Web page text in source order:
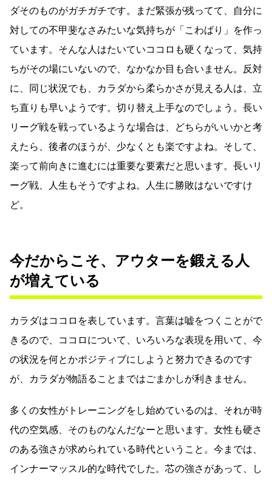
ダそのものがガチガチです。まだ緊張が残ってて、自分に
対しての不甲斐なさみたいな気持ちが「こわばり」を作っ
ています。そんな人はたいていココロも硬くなって、気持
ちがその場にいないので、なかなか目も合いません。反対
に、同じ状況でも、カラダから柔らかさが見える人は、立
ち直りも早いようです。切り替え上手なのでしょう。長い
リーグ戦を戦っているような場合は、どちらがいいかと考
えたら、後者のほうが、少なくとも楽ですよね。そして、
楽って前向きに進むには重要な要素だと思います。長いリ
ーグ戦、人生もそうですよね。人生に勝敗はないですけ
ど。
今だからこそ、アウターを鍛える人
が増えている
カラダはココロを表しています。言葉は嘘をつくことがで
きるので、ココロについて、いろいろな表現を用いて、今
の状況を何とかポジティブにしようと努力できるのです
が、カラダが物語ることまではごまかしが利きません。
多くの女性がトレーニングをし始めているのは、それが時
代の空気感、そのものなんだなーと思います。女性も硬さ
のある強さが求められている時代ということ。今までは、
インナーマッスル的な時代でした。芯の強さがあって、し